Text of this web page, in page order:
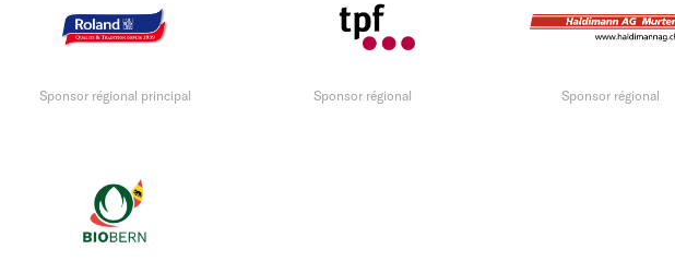
Sponsor régional principal Sponsor régional Sponsor régional